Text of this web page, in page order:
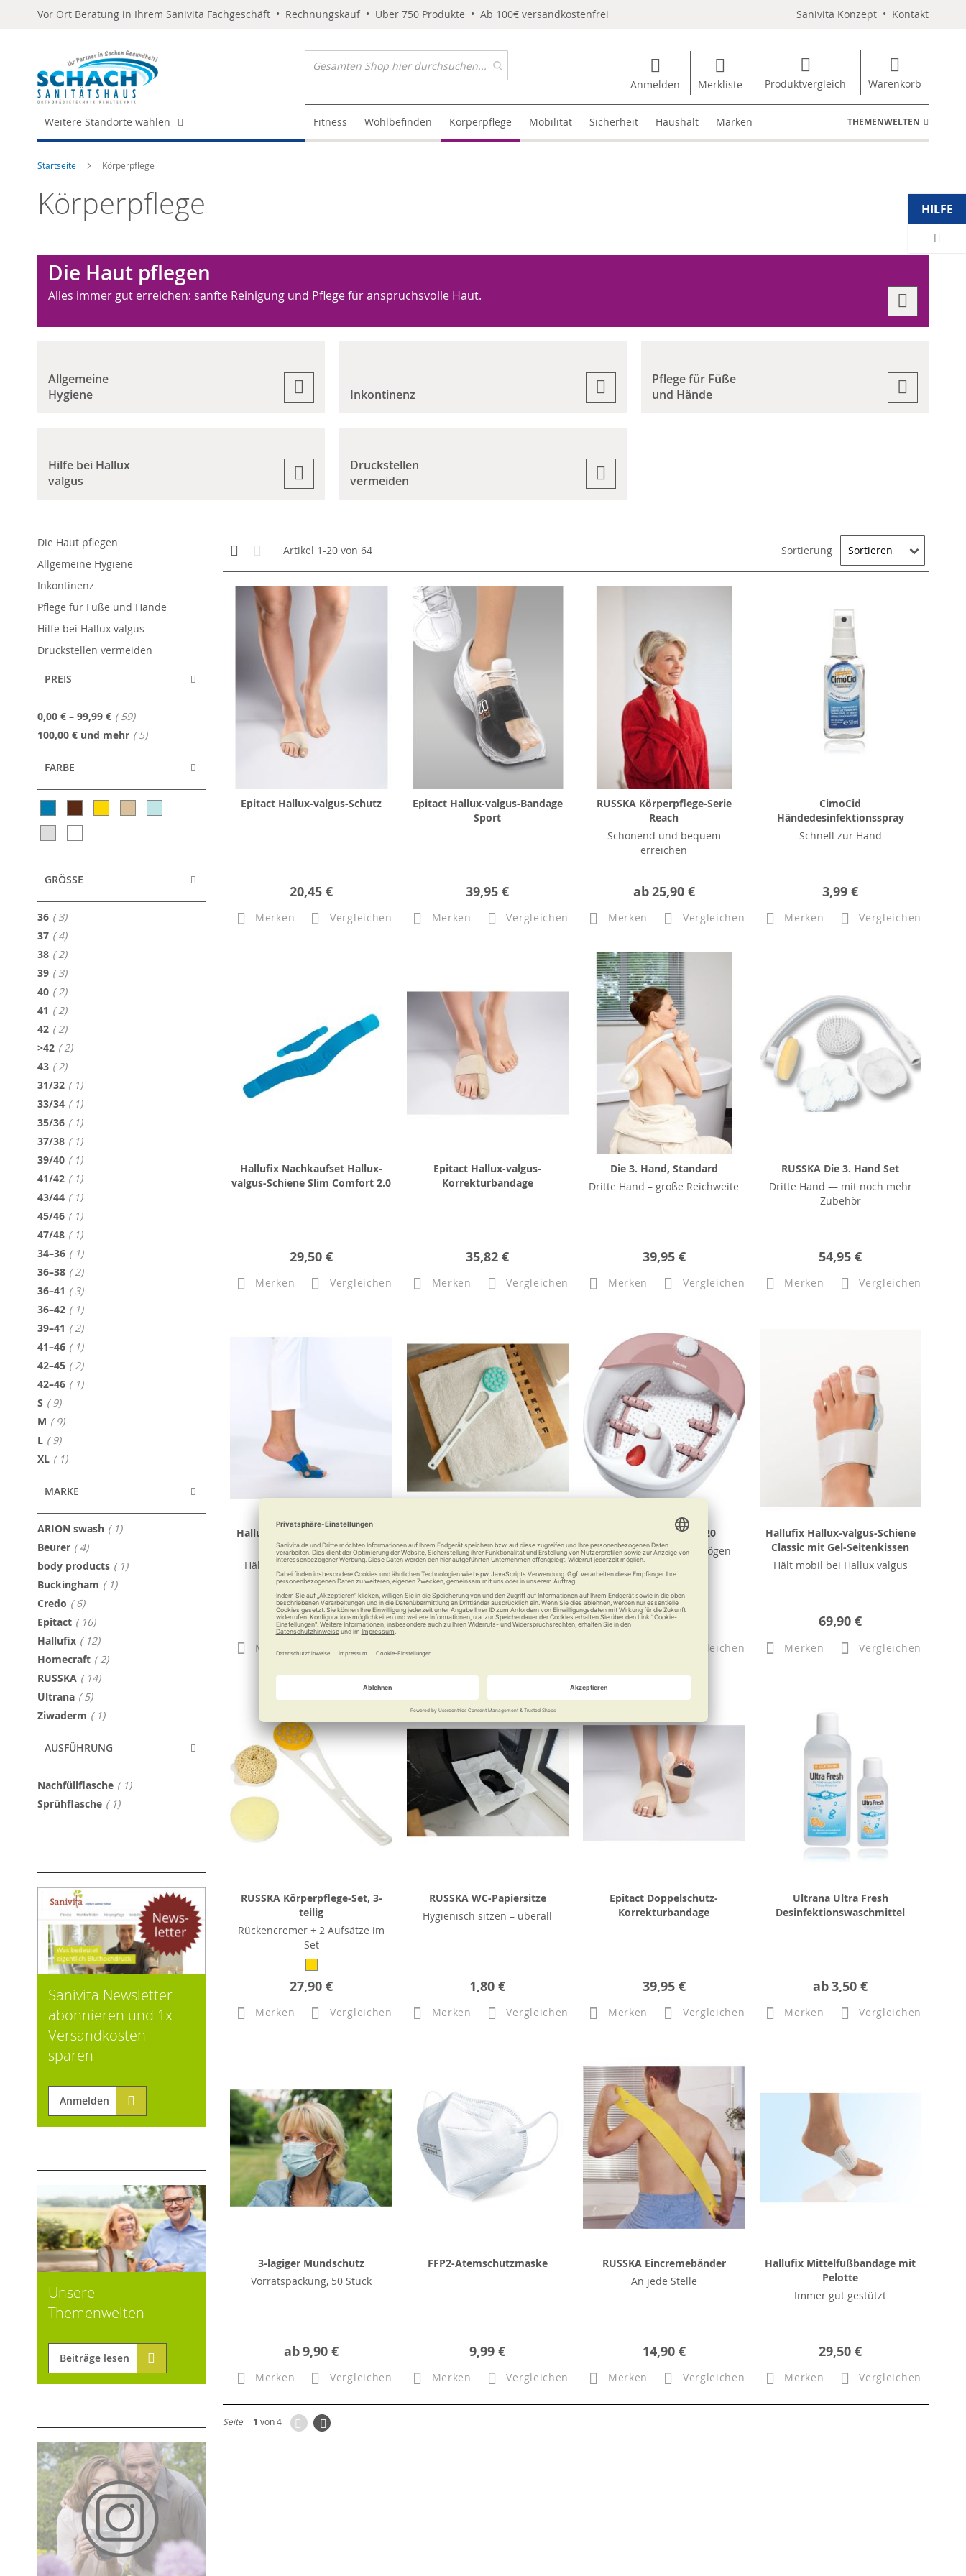
Vor Ort Beratung in Ihrem Sanivita Fachgeschäft • Rechnungskauf • Über 750 Produkte • Ab 100€ versandkostenfrei Sanivita Konzept • Kontakt
Anmelden Merkliste Produktvergleich Warenkorb
Weitere Standorte wählen Fitness Wohlbefinden Körperpflege Mobilität Sicherheit Haushalt Marken THEMENWELTEN
Startseite Körperpflege
Körperpflege
Die Haut pflegen
Alles immer gut erreichen: sanfte Reinigung und Pflege für anspruchsvolle Haut.
Allgemeine
Hygiene
Inkontinenz
Pflege für Füße
und Hände
Hilfe bei Hallux
valgus
Druckstellen
vermeiden
Anzeigen
als
Kachelansicht
Artikel 1-20 von64 Sortierung
Epitact Hallux-valgus-Schutz
20,45 €
Merken Vergleichen
Epitact Hallux-valgus-Bandage
Sport
39,95 €
Merken Vergleichen
RUSSKA Körperpflege-Serie
Reach
Schonend und bequem
erreichen
ab25,90 €
Merken Vergleichen
CimoCid
Händedesinfektionsspray
Schnell zur Hand
3,99 €
Merken Vergleichen
Hallufix Nachkaufset Hallux-
valgus-Schiene Slim Comfort 2.0
29,50 €
Merken Vergleichen
Epitact Hallux-valgus-
Korrekturbandage
35,82 €
Merken Vergleichen
Die 3. Hand, Standard
Dritte Hand – große Reichweite
39,95 €
Merken Vergleichen
RUSSKA Die 3. Hand Set
Dritte Hand — mit noch mehr
Zubehör
54,95 €
Merken Vergleichen
Hallufix Hallux-valgus-Schiene
Slim Comfort 2.0
Hält mobil bei Hallux valgus
79,90 €
Merken
Wohltat für die Haut
18,90 €
Beurer Fußbad FB 20
Kann, was Ihre Füße mögen
71,49 €
Vergleichen
Hallufix Hallux-valgus-Schiene
Classic mit Gel-Seitenkissen
Hält mobil bei Hallux valgus
69,90 €
Merken Vergleichen
RUSSKA Körperpflege-Set, 3-
teilig
Rückencremer + 2 Aufsätze im
Set
27,90 €
Merken Vergleichen
RUSSKA WC-Papiersitze
Hygienisch sitzen – überall
1,80 €
Merken Vergleichen
Epitact Doppelschutz-
Korrekturbandage
39,95 €
Merken Vergleichen
Ultrana Ultra Fresh
Desinfektionswaschmittel
ab3,50 €
Merken Vergleichen
3-lagiger Mundschutz
Vorratspackung, 50 Stück
ab9,90 €
Merken Vergleichen
FFP2-Atemschutzmaske
9,99 €
Merken Vergleichen
RUSSKA Eincremebänder
An jede Stelle
14,90 €
Merken Vergleichen
Hallufix Mittelfußbandage mit
Pelotte
Immer gut gestützt
29,50 €
Merken Vergleichen
Seite 1 von 4 ZurückSeite
Weiter
Die Haut pflegen
Allgemeine Hygiene
Inkontinenz
Pflege für Füße und Hände
Hilfe bei Hallux valgus
Druckstellen vermeiden
PREIS
0,00 € – 99,99 € 59Artikel
100,00 € und mehr 5Artikel
FARBE
GRÖSSE
36 3Artikel
37 4Artikel
38 2Artikel
39 3Artikel
40 2Artikel
41 2Artikel
42 2Artikel
>42 2Artikel
43 2Artikel
31/32 1Artikel
33/34 1Artikel
35/36 1Artikel
37/38 1Artikel
39/40 1Artikel
41/42 1Artikel
43/44 1Artikel
45/46 1Artikel
47/48 1Artikel
34–36 1Artikel
36–38 2Artikel
36–41 3Artikel
36–42 1Artikel
39–41 2Artikel
41–46 1Artikel
42–45 2Artikel
42–46 1Artikel
S 9Artikel
M 9Artikel
L 9Artikel
XL 1Artikel
MARKE
ARION swash 1Artikel
Beurer 4Artikel
body products 1Artikel
Buckingham 1Artikel
Credo 6Artikel
Epitact 16Artikel
Hallufix 12Artikel
Homecraft 2Artikel
RUSSKA 14Artikel
Ultrana 5Artikel
Ziwaderm 1Artikel
AUSFÜHRUNG
Nachfüllflasche 1Artikel
Sprühflasche 1Artikel
Sanivita Newsletter
abonnieren und 1x
Versandkosten
sparen
Anmelden
Unsere
Themenwelten
Beiträge lesen
HILFE